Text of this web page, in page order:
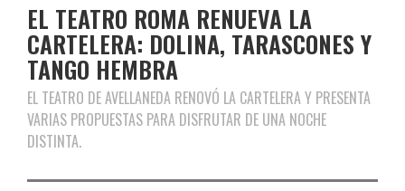
EL TEATRO ROMA RENUEVA LA
CARTELERA: DOLINA, TARASCONES Y
TANGO HEMBRA
EL TEATRO DE AVELLANEDA RENOVÓ LA CARTELERA Y PRESENTA
VARIAS PROPUESTAS PARA DISFRUTAR DE UNA NOCHE
DISTINTA.